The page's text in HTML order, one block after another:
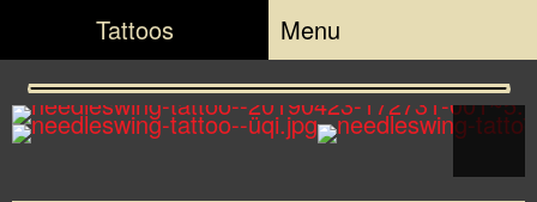
Tattoos Menu